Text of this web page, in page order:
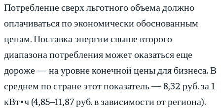
Потребление сверх льготного объема должно
оплачиваться по экономически обоснованным
ценам. Поставка энергии свыше второго
диапазона потребления может оказаться еще
дороже — на уровне конечной цены для бизнеса. В
среднем по стране этот показатель — 8,32 руб. за 1
кВт•ч (4,85–11,87 руб. в зависимости от региона).